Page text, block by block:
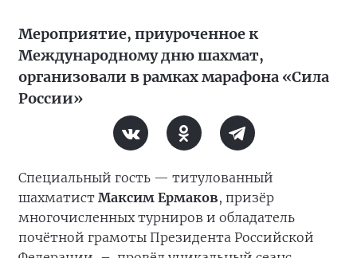
Мероприятие, приуроченное к
Международному дню шахмат,
организовали в рамках марафона «Сила
России»
Специальный гость — титулованный
шахматист Максим Ермаков, призёр
многочисленных турниров и обладатель
почётной грамоты Президента Российской